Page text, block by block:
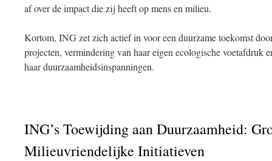
af over de impact die zij heeft op mens en milieu.
Kortom, ING zet zich actief in voor een duurzame toekomst
projecten, vermindering van haar eigen ecologische voetafdruk
haar duurzaamheidsinspanningen.
ING’s Toewijding aan Duurzaamheid:
Milieuvriendelijke Initiatieven